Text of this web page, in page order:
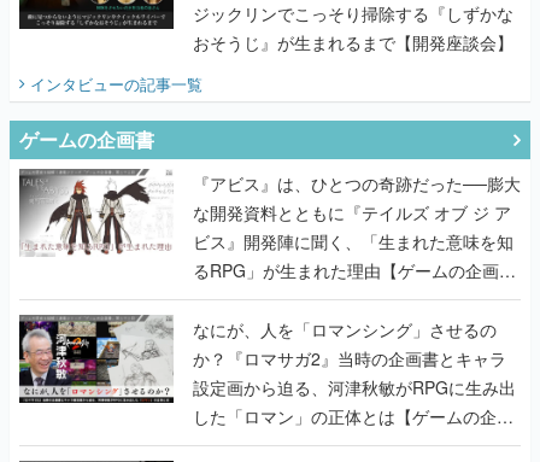
ジックリンでこっそり掃除する『しずかな
おそうじ』が生まれるまで【開発座談会】
インタビューの記事一覧
ゲームの企画書
『アビス』は、ひとつの奇跡だった──膨大
な開発資料とともに『テイルズ オブ ジ ア
ビス』開発陣に聞く、「生まれた意味を知
るRPG」が生まれた理由【ゲームの企画
書】
なにが、人を「ロマンシング」させるの
か？『ロマサガ2』当時の企画書とキャラ
設定画から迫る、河津秋敏がRPGに生み出
した「ロマン」の正体とは【ゲームの企画
書】